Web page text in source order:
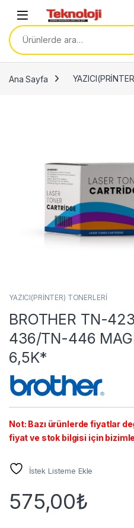
Skip to navigation
Ara:
Ana Sayfa
YAZICI(PRİNTER) TONERLERİ
BROTHER TN-
436/TN-446
6,5K*
Not: Bazı ürünlerde fiyatlar
fiyat ve stok bilgisi için
İstek Listeme Ekle
575,00₺